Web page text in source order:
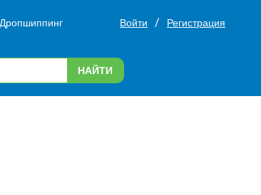
Дропшиппинг Войти / Регистрация
НАЙТИ